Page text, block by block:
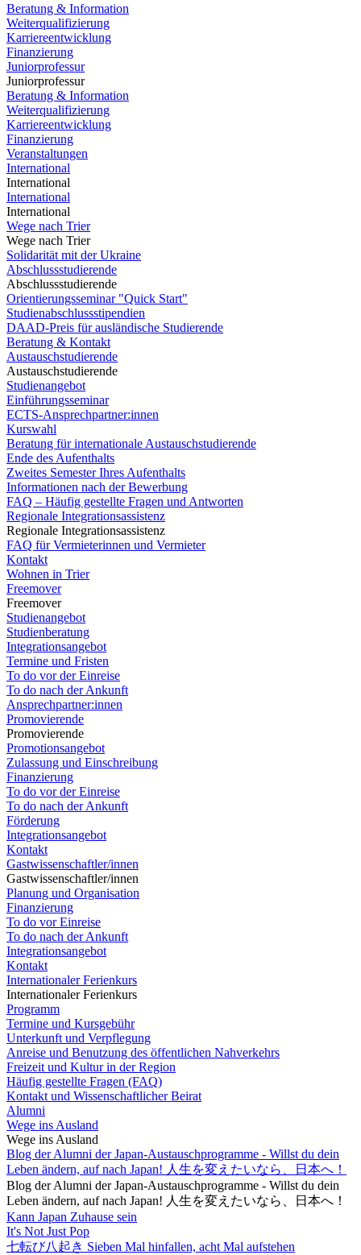
Beratung & Information
Weiterqualifizierung
Karriereentwicklung
Finanzierung
Juniorprofessur
Juniorprofessur
Beratung & Information
Weiterqualifizierung
Karriereentwicklung
Finanzierung
Veranstaltungen
International
International
International
International
Wege nach Trier
Wege nach Trier
Solidarität mit der Ukraine
Abschlussstudierende
Abschlussstudierende
Orientierungsseminar "Quick Start"
Studienabschlussstipendien
DAAD-Preis für ausländische Studierende
Beratung & Kontakt
Austauschstudierende
Austauschstudierende
Studienangebot
Einführungsseminar
ECTS-Ansprechpartner:innen
Kurswahl
Beratung für internationale Austauschstudierende
Ende des Aufenthalts
Zweites Semester Ihres Aufenthalts
Informationen nach der Bewerbung
FAQ – Häufig gestellte Fragen und Antworten
Regionale Integrationsassistenz
Regionale Integrationsassistenz
FAQ für Vermieterinnen und Vermieter
Kontakt
Wohnen in Trier
Freemover
Freemover
Studienangebot
Studienberatung
Integrationsangebot
Termine und Fristen
To do vor der Einreise
To do nach der Ankunft
Ansprechpartner:innen
Promovierende
Promovierende
Promotionsangebot
Zulassung und Einschreibung
Finanzierung
To do vor der Einreise
To do nach der Ankunft
Förderung
Integrationsangebot
Kontakt
Gastwissenschaftler/innen
Gastwissenschaftler/innen
Planung und Organisation
Finanzierung
To do vor Einreise
To do nach der Ankunft
Integrationsangebot
Kontakt
Internationaler Ferienkurs
Internationaler Ferienkurs
Programm
Termine und Kursgebühr
Unterkunft und Verpflegung
Anreise und Benutzung des öffentlichen Nahverkehrs
Freizeit und Kultur in der Region
Häufig gestellte Fragen (FAQ)
Kontakt und Wissenschaftlicher Beirat
Alumni
Wege ins Ausland
Wege ins Ausland
Blog der Alumni der Japan-Austauschprogramme - Willst du dein
Leben ändern, auf nach Japan! 人生を変えたいなら、日本へ！
Blog der Alumni der Japan-Austauschprogramme - Willst du dein
Leben ändern, auf nach Japan! 人生を変えたいなら、日本へ！
Kann Japan Zuhause sein
It's Not Just Pop
七転び八起き Sieben Mal hinfallen, acht Mal aufstehen